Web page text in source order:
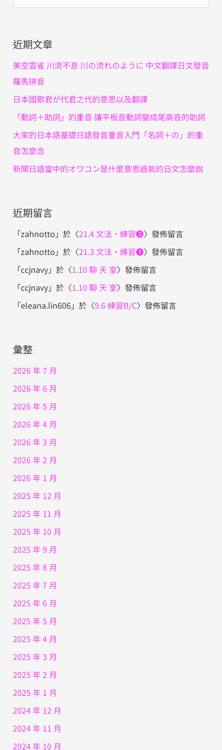
尋
鍵
字
:
近期文章
美空雲雀 川流不息 川の流れのように 中文翻譯日文發音
羅馬拼音
日本國歌君が代君之代的意思以及翻譯
「動詞＋助詞」的重音 讓平板音動詞變成尾高音的助詞
大家的日本語基礎日語發音重音入門「名詞＋の」的重
音怎麼念
新聞日語當中的オワコン是什麼意思過氣的日文怎麼說
近期留言
「zahnotto 」於〈21.4 文法・練習❷〉發佈留言
「zahnotto 」於〈21.3 文法・練習❶〉發佈留言
「ccjnavy」於〈1.10 聊 天 室〉發佈留言
「ccjnavy」於〈1.10 聊 天 室〉發佈留言
「eleana.lin606」於〈9.6 練習B/C〉發佈留言
彙整
2026 年 7 月
2026 年 6 月
2026 年 5 月
2026 年 4 月
2026 年 3 月
2026 年 2 月
2026 年 1 月
2025 年 12 月
2025 年 11 月
2025 年 10 月
2025 年 9 月
2025 年 8 月
2025 年 7 月
2025 年 6 月
2025 年 5 月
2025 年 4 月
2025 年 3 月
2025 年 2 月
2025 年 1 月
2024 年 12 月
2024 年 11 月
2024 年 10 月